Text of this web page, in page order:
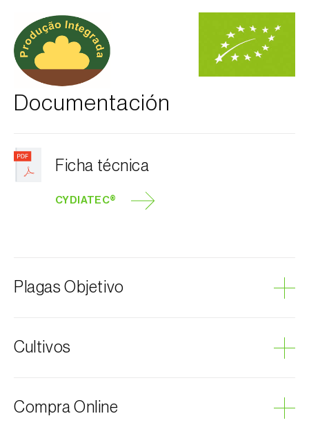
Documentación
Ficha técnica
CYDIATEC®
Plagas Objetivo
Cultivos
Membrillero
Compra Online